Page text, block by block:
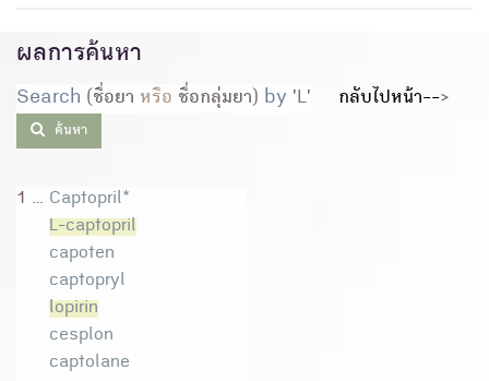
ผลการค้นหา
Search (ชื่อยา หรือ ชื่อกลุ่มยา) by 'L' กลับไปหน้า-->
ค้นหา
1 ... Captopril*
L-captopril
capoten
captopryl
lopirin
cesplon
captolane